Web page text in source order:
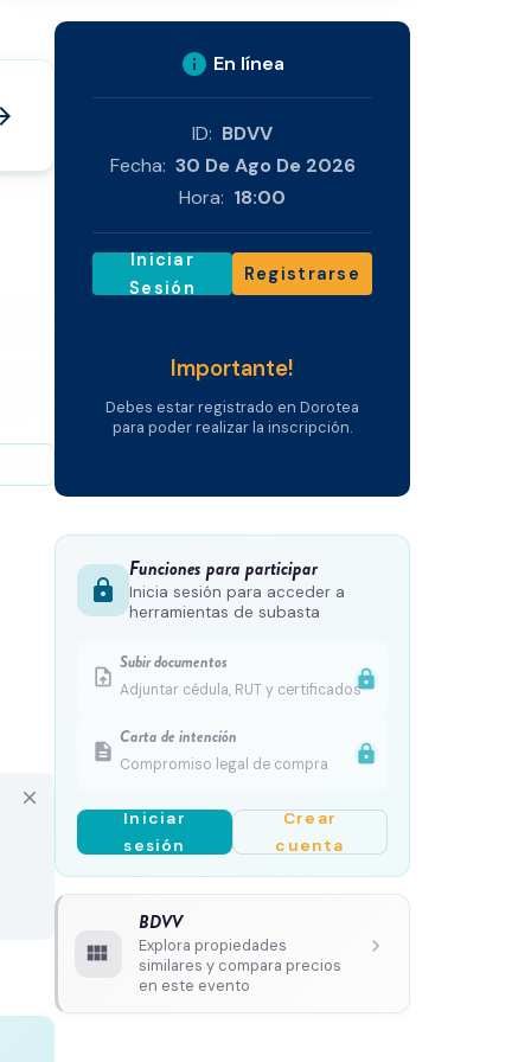
close
info En línea
ID: BDVV
Fecha: 30 De Ago De 2026
Hora: 18:00
Iniciar
Sesión
Registrarse
Importante!
Debes estar registrado en Dorotea
para poder realizar la inscripción.
lock
Funciones para participar
Inicia sesión para acceder a
herramientas de subasta
upload_file
Subir documentos
Adjuntar cédula, RUT y certificadoslock
description
Carta de intención
Compromiso legal de compra lock
Iniciar
sesión
Crear
cuenta
view_module
BDVV
Explora propiedades
similares y compara precios
en este evento
chevron_right